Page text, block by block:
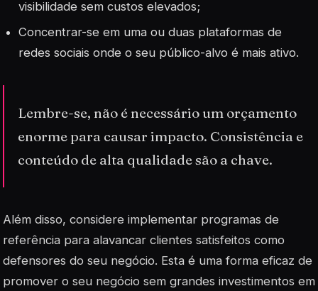
visibilidade sem custos elevados;
Concentrar-se em uma ou duas plataformas de
redes sociais onde o seu público-alvo é mais ativo.
Lembre-se, não é necessário um orçamento
enorme para causar impacto. Consistência e
conteúdo de alta qualidade são a chave.
Além disso, considere implementar programas de
referência para alavancar clientes satisfeitos como
defensores do seu negócio. Esta é uma forma eficaz de
promover o seu negócio sem grandes investimentos em